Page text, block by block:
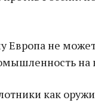
Европа не
на
как